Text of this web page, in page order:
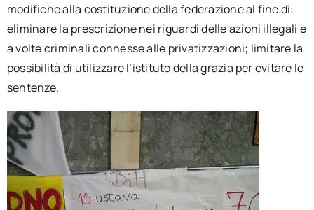
modifiche alla costituzione della federazione al fine di:
eliminare la prescrizione nei riguardi delle azioni illegali e
a volte criminali connesse alle privatizzazioni; limitare la
possibilità di utilizzare l’istituto della grazia per evitare le
sentenze.